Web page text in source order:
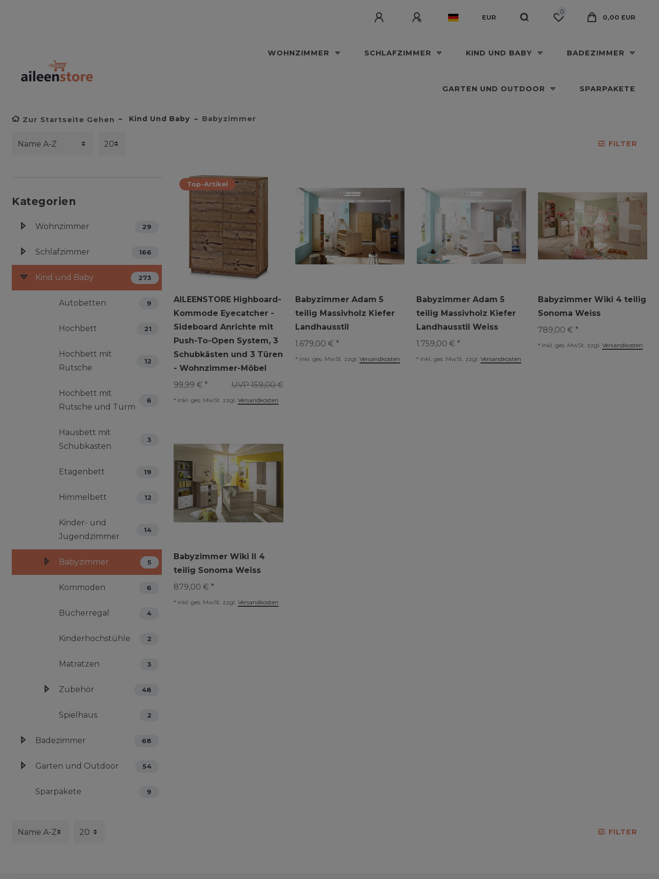
EUR
0
0,00 EUR
WOHNZIMMER SCHLAFZIMMER KIND UND BABY BADEZIMMER
GARTEN UND OUTDOOR SPARPAKETE
Zur Startseite Gehen Kind Und Baby Babyzimmer
FILTER
Kategorien
Wohnzimmer 29
Schlafzimmer 166
Kind und Baby 273
Autobetten 9
Hochbett 21
Hochbett mit
Rutsche
12
Hochbett mit
Rutsche und Turm
6
Hausbett mit
Schubkasten
3
Etagenbett 19
Himmelbett 12
Kinder- und
Jugendzimmer
14
Babyzimmer 5
Kommoden 6
Bücherregal 4
Kinderhochstühle 2
Matratzen 3
Zubehör 48
Spielhaus 2
Badezimmer 68
Garten und Outdoor 54
Sparpakete 9
Top-Artikel
AILEENSTORE Highboard-
Kommode Eyecatcher -
Sideboard Anrichte mit
Push-To-Open System, 3
Schubkästen und 3 Türen
- Wohnzimmer-Möbel
UVP 159,00 €
99,99 € *
* inkl. ges. MwSt. zzgl. Versandkosten
Babyzimmer Adam 5
teilig Massivholz Kiefer
Landhausstil
1.679,00 € *
* inkl. ges. MwSt. zzgl. Versandkosten
Babyzimmer Adam 5
teilig Massivholz Kiefer
Landhausstil Weiss
1.759,00 € *
* inkl. ges. MwSt. zzgl. Versandkosten
Babyzimmer Wiki 4 teilig
Sonoma Weiss
789,00 € *
* inkl. ges. MwSt. zzgl. Versandkosten
Babyzimmer Wiki II 4
teilig Sonoma Weiss
879,00 € *
* inkl. ges. MwSt. zzgl. Versandkosten
FILTER